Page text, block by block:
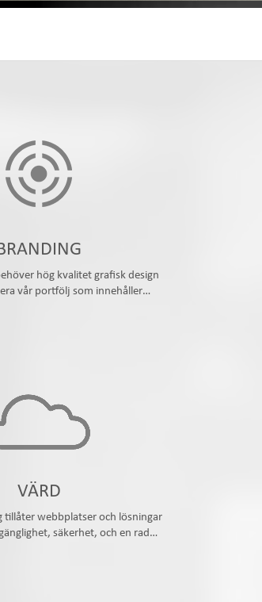
hög kvalitet grafisk design
vår portfölj som innehåller…
VÄRD
tillåter webbplatser och lösningar
säkerhet, och en rad…